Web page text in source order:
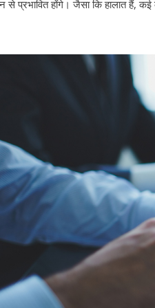
से प्रभावित होंगे। जैसा कि हालात हैं,